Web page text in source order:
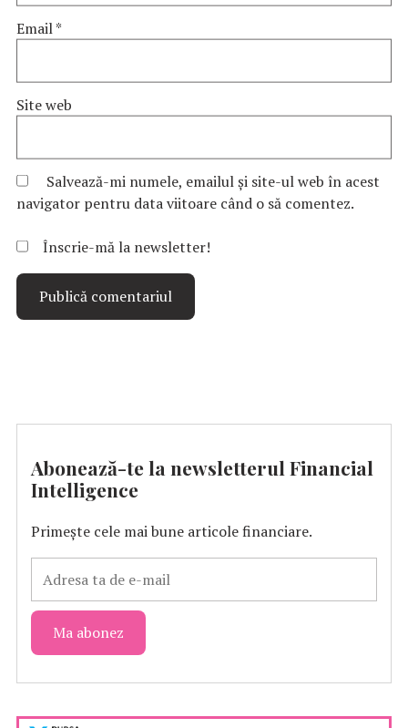
Email*
Site web
Salvează-mi numele, emailul și site-ul web în acest
navigator pentru data viitoare când o să comentez.
Înscrie-mă la newsletter!
Abonează-te la newsletterul Financial
Intelligence
Primește cele mai bune articole financiare.